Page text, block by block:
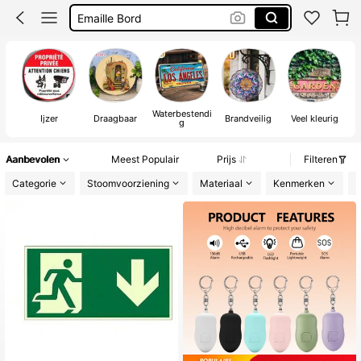
Persoonlijk Alarm
Kippen Benodigdheden
Posters
Ijzer Draagbaar Waterbestendi
g Brandveilig Veel kleurig
Aanbevolen Meest Populair Prijs
Filteren
Categorie
Stoomvoorziening Materiaal Kenmerken